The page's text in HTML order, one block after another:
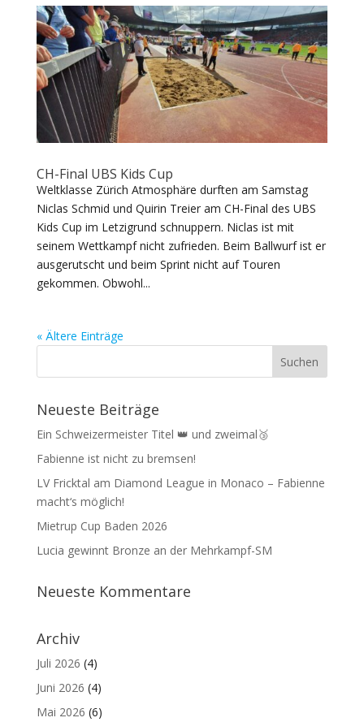
CH-Final UBS Kids Cup
Weltklasse Zürich Atmosphäre durften am Samstag
Niclas Schmid und Quirin Treier am CH-Final des UBS
Kids Cup im Letzigrund schnuppern. Niclas ist mit
seinem Wettkampf nicht zufrieden. Beim Ballwurf ist er
ausgerutscht und beim Sprint nicht auf Touren
gekommen. Obwohl...
« Ältere Einträge
Neueste Beiträge
Ein Schweizermeister Titel 👑 und zweimal🥉
Fabienne ist nicht zu bremsen!
LV Fricktal am Diamond League in Monaco – Fabienne
macht‘s möglich!
Mietrup Cup Baden 2026
Lucia gewinnt Bronze an der Mehrkampf-SM
Neueste Kommentare
Archiv
Juli 2026 (4)
Juni 2026 (4)
Mai 2026 (6)